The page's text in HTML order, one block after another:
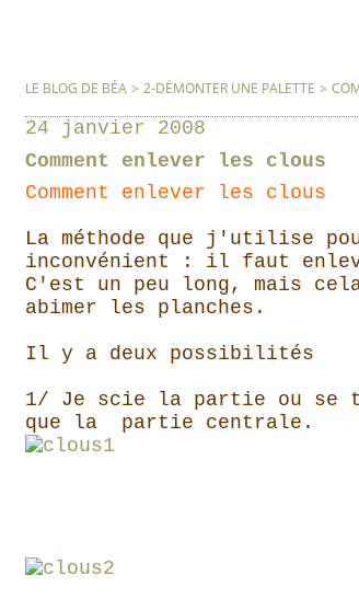
LE BLOG DE BÉA > 2-DÉMONTER UNE PALETTE >
24 janvier 2008
Comment enlever les clous
Comment enlever les clous
La méthode que j'utilise
inconvénient : il faut
C'est un peu long, mais cela
abimer les planches.
Il y a deux possibilités
1/ Je scie la partie ou se
que la partie centrale.